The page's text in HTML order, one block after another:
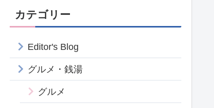
カテゴリー
Editor's Blog
グルメ・銭湯
グルメ